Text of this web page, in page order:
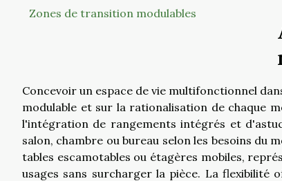
Zones de transition modulables
Concevoir un espace de vie multifonctionnel
modulable et sur la rationalisation de chaque
l'intégration de rangements intégrés et
salon, chambre ou bureau selon les besoins du
tables escamotables ou étagères mobiles,
usages sans surcharger la pièce. La flexibilité